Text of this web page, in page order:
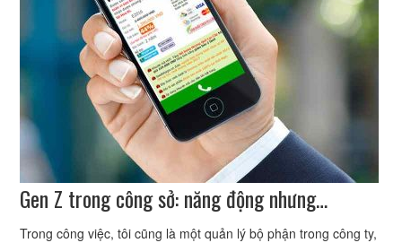
Gen Z trong công sở: năng động nhưng…
Trong công việc, tôi cũng là một quản lý bộ phận trong công ty,